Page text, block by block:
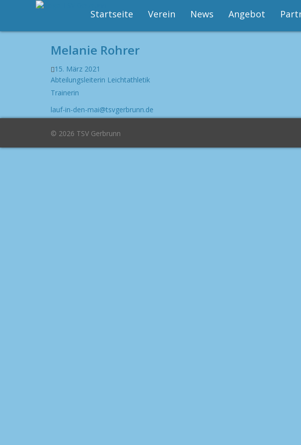
Startseite Verein News Angebot
Melanie Rohrer
15. März 2021
Abteilungsleiterin Leichtathletik
Trainerin
lauf-in-den-mai@tsvgerbrunn.de
© 2026 TSV Gerbrunn